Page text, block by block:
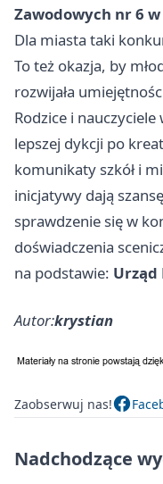
Zawodowych nr 6
Dla miasta taki
To też okazja, by
rozwijała
Rodzice i
lepszej dykcji po
komunikaty szkół i
inicjatywy dają
sprawdzenie się w
doświadczenia
na podstawie: Urząd
Autor:krystian
Zaobserwuj nas!
Nadchodzące